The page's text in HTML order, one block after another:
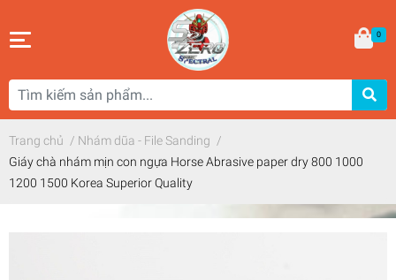
0
Trang chủ / Nhám dũa - File Sanding /
Giáy chà nhám mịn con ngựa Horse Abrasive paper dry 800 1000
1200 1500 Korea Superior Quality